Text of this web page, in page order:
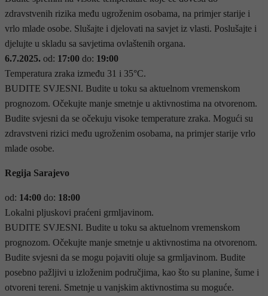
zdravstvenih rizika među ugroženim osobama, na primjer starije i
vrlo mlade osobe. Slušajte i djelovati na savjet iz vlasti. Poslušajte i
djelujte u skladu sa savjetima ovlaštenih organa.
6.7.2025. od: 17:00 do: 19:00
Temperatura zraka između 31 i 35°C.
BUDITE SVJESNI. Budite u toku sa aktuelnom vremenskom
prognozom. Očekujte manje smetnje u aktivnostima na otvorenom.
Budite svjesni da se očekuju visoke temperature zraka. Mogući su
zdravstveni rizici među ugroženim osobama, na primjer starije vrlo
mlade osobe.
Regija Sarajevo
od: 14:00 do: 18:00
Lokalni pljuskovi praćeni grmljavinom.
BUDITE SVJESNI. Budite u toku sa aktuelnom vremenskom
prognozom. Očekujte manje smetnje u aktivnostima na otvorenom.
Budite svjesni da se mogu pojaviti oluje sa grmljavinom. Budite
posebno pažljivi u izloženim područjima, kao što su planine, šume i
otvoreni tereni. Smetnje u vanjskim aktivnostima su moguće.